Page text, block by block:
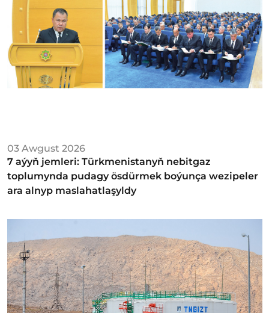
03 Awgust 2026
7 aýyň jemleri: Türkmenistanyň nebitgaz
toplumynda pudagy ösdürmek boýunça wezipeler
ara alnyp maslahatlaşyldy